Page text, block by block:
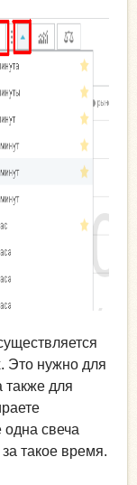
Это нужно для
также для
свеча
такое время.